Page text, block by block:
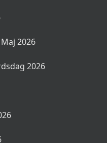
2026
2026